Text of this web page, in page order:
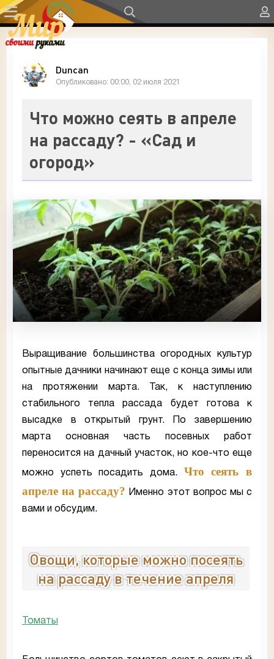
Duncan
Опубликовано: 00:00, 02 июля 2021
Что можно сеять в апреле
на рассаду? - «Сад и
огород»
Выращивание большинства огородных культур
опытные дачники начинают еще с конца зимы или
на протяжении марта. Так, к наступлению
стабильного тепла рассада будет готова к
высадке в открытый грунт. По завершению
марта основная часть посевных работ
переносится на дачный участок, но кое-что еще
можно успеть посадить дома. Что сеять в
апреле на рассаду? Именно этот вопрос мы с
вами и обсудим.
Овощи, которые можно посеять
на рассаду в течение апреля
Томаты